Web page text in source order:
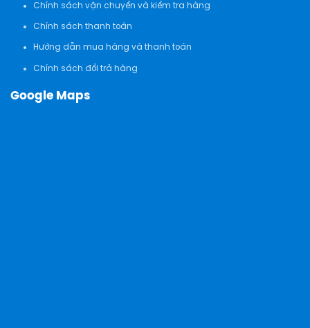
Chính sách vận chuyển và kiểm tra hàng
Chính sách thanh toán
Hướng dẫn mua hàng và thanh toán
Chính sách đổi trả hàng
Google Maps